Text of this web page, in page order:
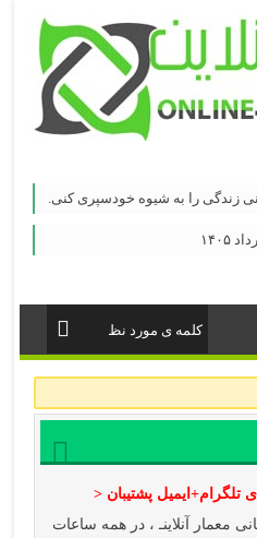
زندگی را به شیوه خودسپری کنی.
تلگرام+ایمیل پشتیبان <
معمار آنلاینـ ، در همه ساعات